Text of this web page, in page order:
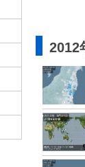
2012